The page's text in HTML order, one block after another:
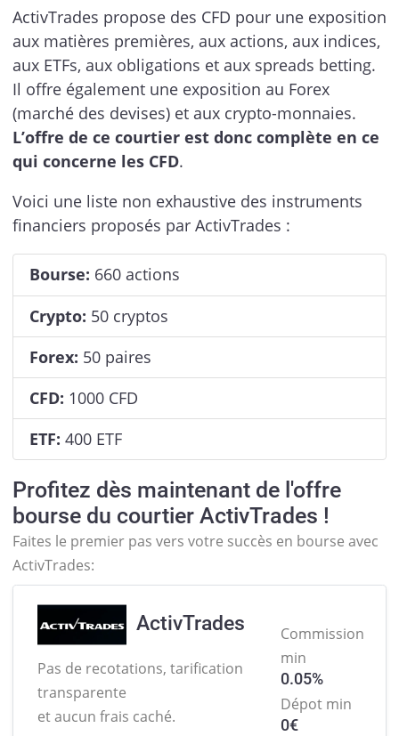
ActivTrades propose des CFD pour une exposition
aux matières premières, aux actions, aux indices,
aux ETFs, aux obligations et aux spreads betting.
Il offre également une exposition au Forex
(marché des devises) et aux crypto-monnaies.
L’offre de ce courtier est donc complète en ce
qui concerne les CFD.
Voici une liste non exhaustive des instruments
financiers proposés par ActivTrades :
Bourse: 660 actions
Crypto: 50 cryptos
Forex: 50 paires
CFD: 1000 CFD
ETF: 400 ETF
Profitez dès maintenant de l'offre
bourse du courtier ActivTrades !
Faites le premier pas vers votre succès en bourse avec
ActivTrades:
ActivTrades
Pas de recotations, tarification
transparente
et aucun frais caché.
Commission
min
0.05%
Dépot min
0€